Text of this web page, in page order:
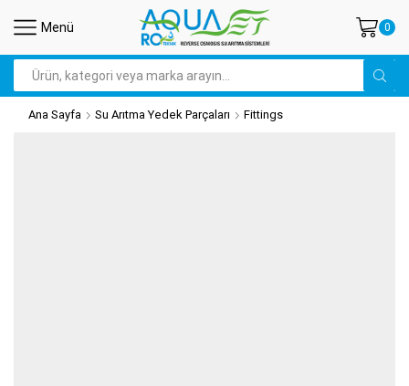
Menü 0
Arama
Ana Sayfa Su Arıtma Yedek Parçaları Fittings